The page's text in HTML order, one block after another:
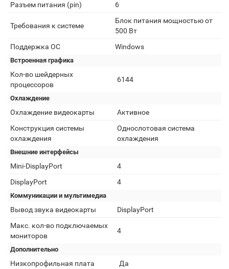
Разъем питания (pin) 6
Требования к системе
Блок питания мощностью от
500 Вт
Поддержка ОС
Windows
Встроенная графика
Кол-во шейдерных
процессоров
6144
Охлаждение
Охлаждение видеокарты
Активное
Конструкция системы
охлаждения
Однослотовая система
охлаждения
Внешние интерфейсы
Mini-DisplayPort
4
DisplayPort
4
Коммуникации и мультимедиа
Вывод звука видеокарты
DisplayPort
Макс. кол-во подключаемых
мониторов
4
Дополнительно
Низкопрофильная плата Да